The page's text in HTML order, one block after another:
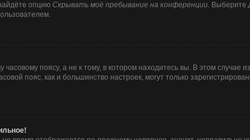
опцию Скрывать моё пребывание на конференции. Выберите
поясу, а не к тому, в котором находитесь вы. В этом случае
пояс, как и большинство настроек, могут только